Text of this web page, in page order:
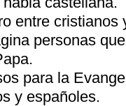
entre
personas
para la
y españoles.